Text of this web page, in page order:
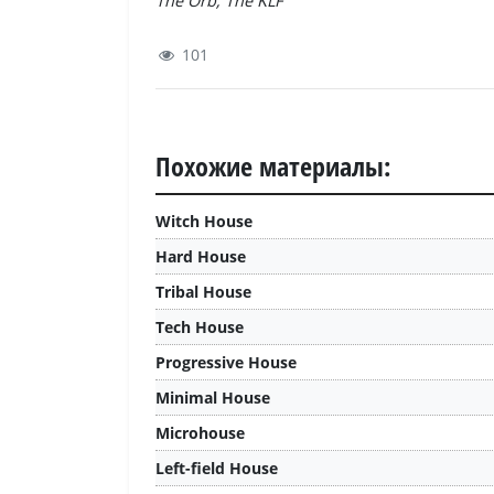
101
Похожие материалы:
Witch House
Hard House
Tribal House
Tech House
Progressive House
Minimal House
Microhouse
Left-field House